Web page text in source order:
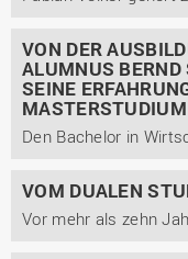
VON DER
ALUMNUS
SEINE
MASTERSTUDIUM
VOM DUALEN